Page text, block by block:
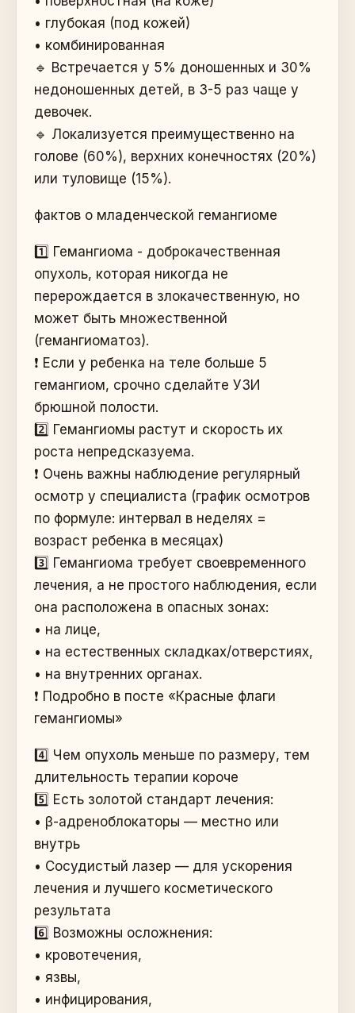
• глубокая (под кожей)
• комбинированная
🔹 Встречается у 5% доношенных и 30%
недоношенных детей, в 3-5 раз чаще у
девочек.
🔹 Локализуется преимущественно на
голове (60%), верхних конечностях (20%)
или туловище (15%).
фактов о младенческой гемангиоме
1️⃣ Гемангиома - доброкачественная
опухоль, которая никогда не
перерождается в злокачественную, но
может быть множественной
(гемангиоматоз).
❗️ Если у ребенка на теле больше 5
гемангиом, срочно сделайте УЗИ
брюшной полости.
2️⃣ Гемангиомы растут и скорость их
роста непредсказуема.
❗️ Очень важны наблюдение регулярный
осмотр у специалиста (график осмотров
по формуле: интервал в неделях =
возраст ребенка в месяцах)
3️⃣ Гемангиома требует своевременного
лечения, а не простого наблюдения, если
она расположена в опасных зонах:
• на лице,
• на естественных складках/отверстиях,
• на внутренних органах.
❗️ Подробно в посте «Красные флаги
гемангиомы»
4️⃣ Чем опухоль меньше по размеру, тем
длительность терапии короче
5️⃣ Есть золотой стандарт лечения:
• β-адреноблокаторы — местно или
внутрь
• Сосудистый лазер — для ускорения
лечения и лучшего косметического
результата
6️⃣ Возможны осложнения:
• кровотечения,
• язвы,
• инфицирования,